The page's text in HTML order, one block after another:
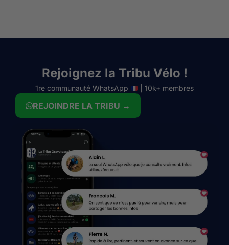
Rejoignez la Tribu Vélo !
1re communauté WhatsApp | 10k+ membres
REJOINDRE LA TRIBU →